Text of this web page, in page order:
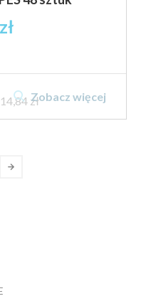
zł
14,84 złZobacz więcej